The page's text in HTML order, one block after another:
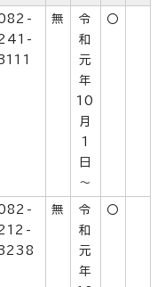
無
令
和
元
年
10
月
1
日
～
〇
無
令
和
元
年
〇